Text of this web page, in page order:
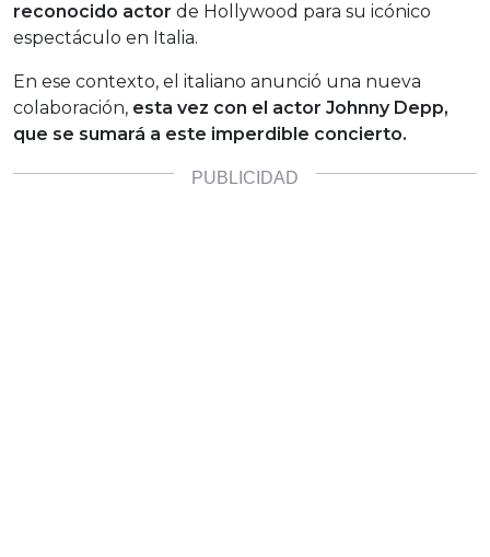
reconocido actor de Hollywood para su icónico
espectáculo en Italia.
En ese contexto, el italiano anunció una nueva
colaboración, esta vez con el actor Johnny Depp,
que se sumará a este imperdible concierto.